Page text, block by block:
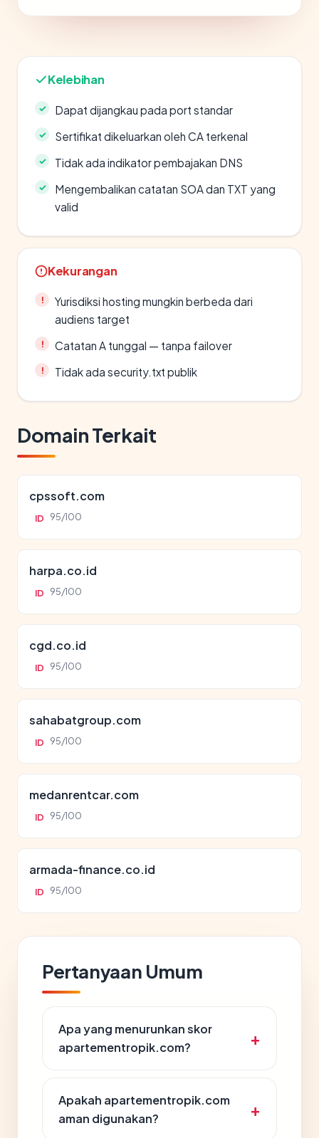
Kelebihan
Dapat dijangkau pada port standar
Sertifikat dikeluarkan oleh CA terkenal
Tidak ada indikator pembajakan DNS
Mengembalikan catatan SOA dan TXT yang
valid
Kekurangan
Yurisdiksi hosting mungkin berbeda dari
audiens target
Catatan A tunggal — tanpa failover
Tidak ada security.txt publik
Domain Terkait
cpssoft.com
ID 95/100
harpa.co.id
ID 95/100
cgd.co.id
ID 95/100
sahabatgroup.com
ID 95/100
medanrentcar.com
ID 95/100
armada-finance.co.id
ID 95/100
Pertanyaan Umum
Apa yang menurunkan skor
apartementropik.com?
Apakah apartementropik.com
aman digunakan?